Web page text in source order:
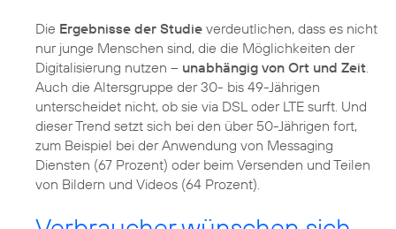
Die Ergebnisse der Studie verdeutlichen, dass es nicht
nur junge Menschen sind, die die Möglichkeiten der
Digitalisierung nutzen – unabhängig von Ort und Zeit.
Auch die Altersgruppe der 30- bis 49-Jährigen
unterscheidet nicht, ob sie via DSL oder LTE surft. Und
dieser Trend setzt sich bei den über 50-Jährigen fort,
zum Beispiel bei der Anwendung von Messaging
Diensten (67 Prozent) oder beim Versenden und Teilen
von Bildern und Videos (64 Prozent).